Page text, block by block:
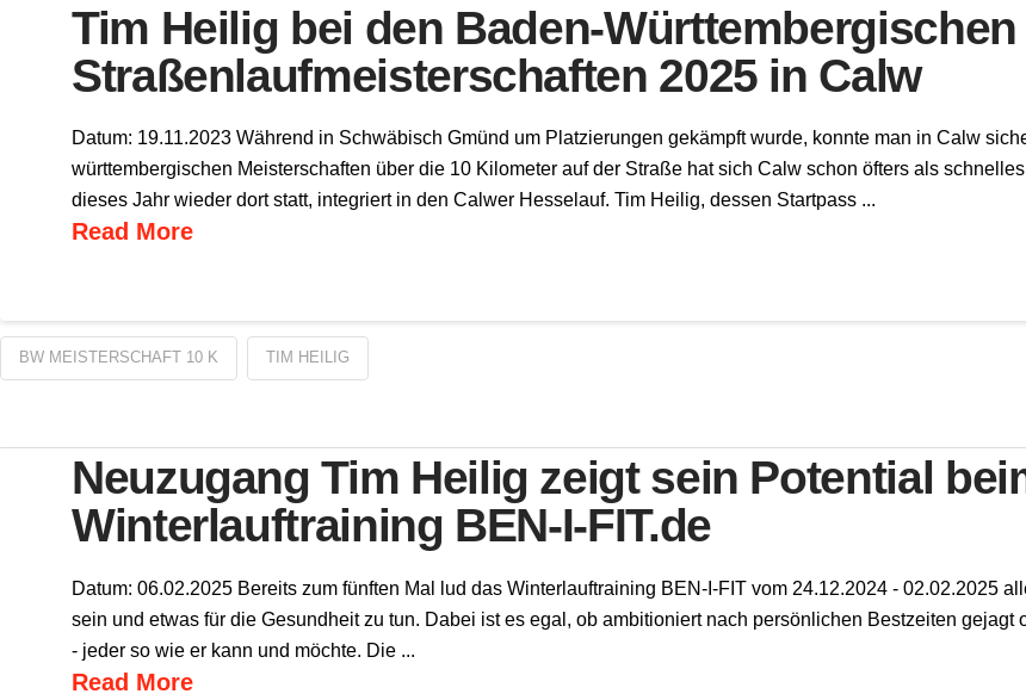
Tim Heilig bei den Baden-Württembergischen
Straßenlaufmeisterschaften 2025 in Calw
Datum: 19.11.2023 Während in Schwäbisch Gmünd um Platzierungen gekämpft wurde, konnte man in Calw
württembergischen Meisterschaften über die 10 Kilometer auf der Straße hat sich Calw schon öfters als
dieses Jahr wieder dort statt, integriert in den Calwer Hesselauf. Tim Heilig, dessen Startpass ...
Read More
BW MEISTERSCHAFT 10 K TIM HEILIG
Neuzugang Tim Heilig zeigt sein Potential
Winterlauftraining BEN-I-FIT.de
Datum: 06.02.2025 Bereits zum fünften Mal lud das Winterlauftraining BEN-I-FIT vom 24.12.2024 - 02.02.2025
sein und etwas für die Gesundheit zu tun. Dabei ist es egal, ob ambitioniert nach persönlichen Bestzeiten
- jeder so wie er kann und möchte. Die ...
Read More